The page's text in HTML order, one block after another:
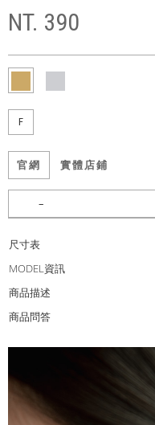
NT. 390
F
官網 實體店鋪
尺寸表
MODEL資訊
商品描述
商品問答